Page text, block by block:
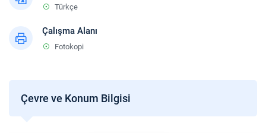
Türkçe
Çalışma Alanı
Fotokopi
Çevre ve Konum Bilgisi